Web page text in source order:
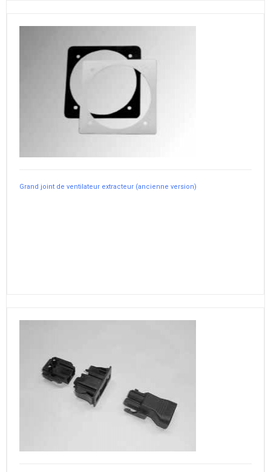
Grand joint de ventilateur extracteur (ancienne version)